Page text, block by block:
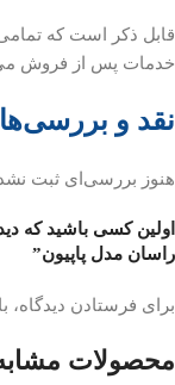
قابل ذکر است که
خدمات پس از فروش
نقد و بررسی‌ها
هنوز بررسی‌ای ثبت
اولین کسی باشید که
راسان مدل پاپیون”
برای فرستادن دیدگاه،
محصولات